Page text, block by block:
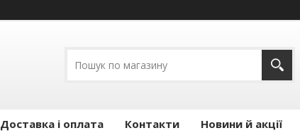
Доставка і оплата Контакти Новини й акції